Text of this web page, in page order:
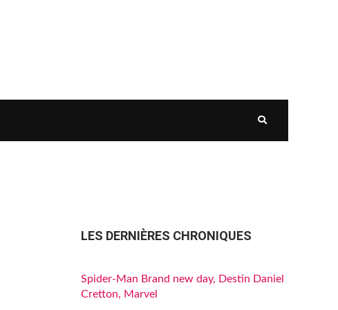
LES DERNIÈRES CHRONIQUES
Spider-Man Brand new day, Destin Daniel
Cretton, Marvel